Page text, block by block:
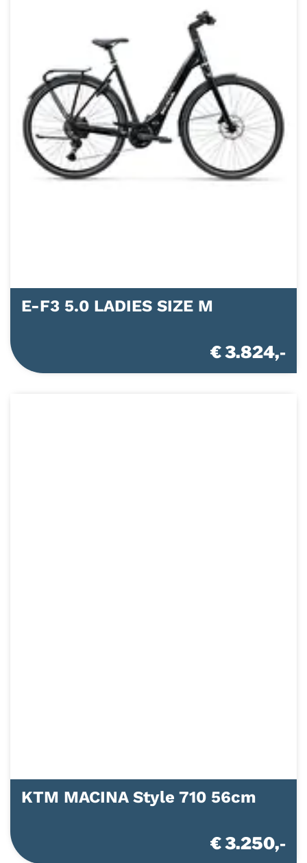
E-F3 5.0 LADIES SIZE M
€ 3.824,-
KTM MACINA Style 710 56cm
€ 3.250,-